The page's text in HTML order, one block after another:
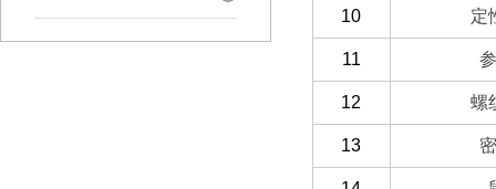
10 定
11
12 螺
13